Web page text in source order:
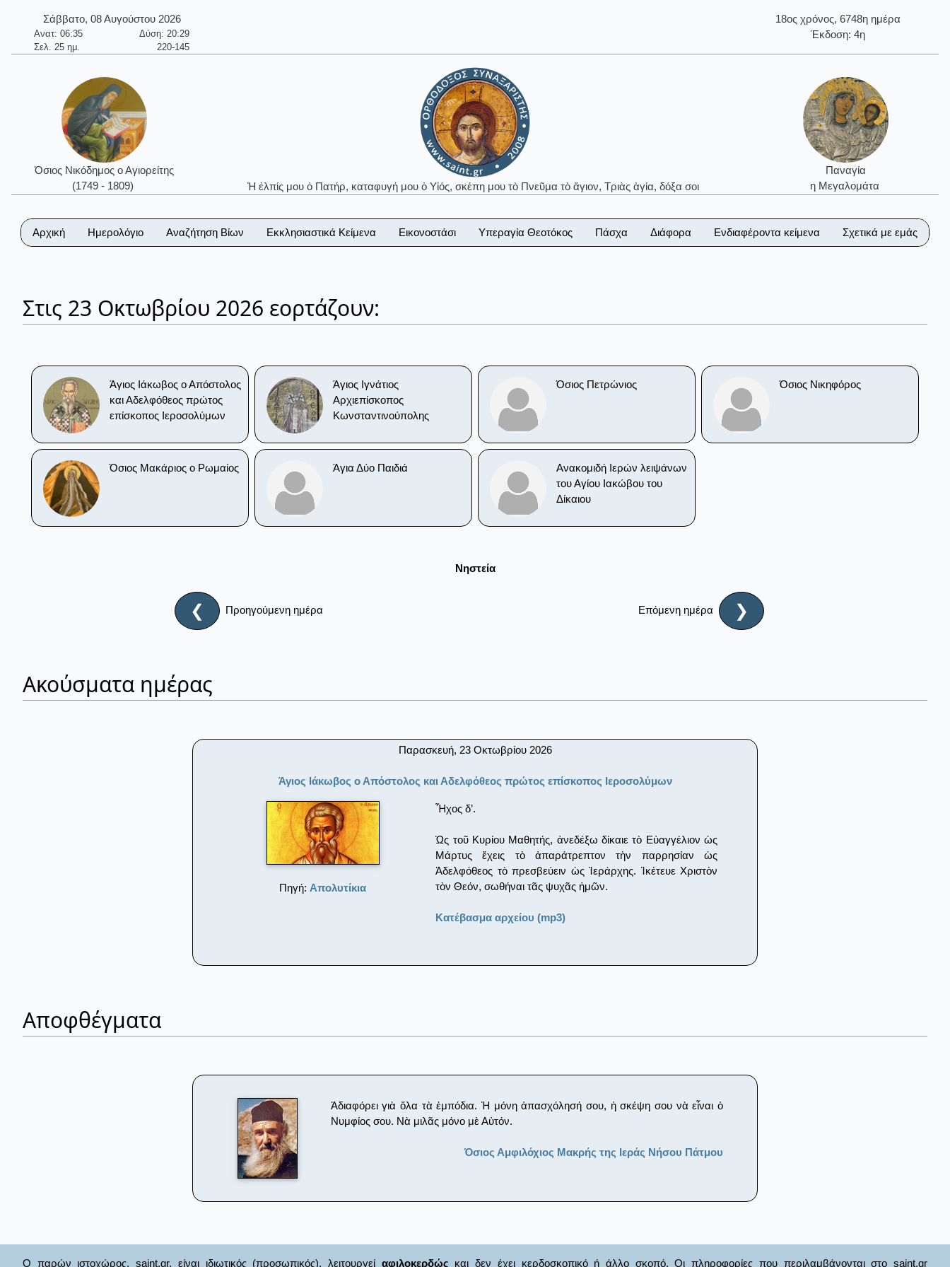
Σάββατο, 08 Αυγούστου 2026
Ανατ: 06:35
Δύση: 20:29
Σελ. 25 ημ.
220-145
18ος χρόνος, 6748η ημέρα
Έκδοση: 4η
Όσιος Νικόδημος ο Αγιορείτης
(1749 - 1809)
Ἡ ἐλπίς μου ὁ Πατήρ, καταφυγή μου ὁ Υἱός, σκέπη μου τὸ Πνεῦμα τὸ ἅγιον, Τριὰς ἁγία, δόξα σοι
Παναγία
η Μεγαλομάτα
Αρχική Ημερολόγιο Αναζήτηση Βίων Εκκλησιαστικά Κείμενα Εικονοστάσι Υπεραγία Θεοτόκος Πάσχα Διάφορα Ενδιαφέροντα κείμενα Σχετικά με εμάς
Στις 23 Οκτωβρίου 2026 εορτάζουν:
Άγιος Ιάκωβος ο Απόστολος
και Αδελφόθεος πρώτος
επίσκοπος Ιεροσολύμων
Άγιος Ιγνάτιος
Αρχιεπίσκοπος
Κωνσταντινούπολης
Όσιος Πετρώνιος Όσιος Νικηφόρος
Όσιος Μακάριος ο Ρωμαίος Άγια Δύο Παιδιά
Ανακομιδή Ιερών λειψάνων
του Αγίου Ιακώβου του
Δίκαιου
Νηστεία
❮ Προηγούμενη ημέρα Επόμενη ημέρα ❯
Ακούσματα ημέρας
Παρασκευή, 23 Οκτωβρίου 2026
Άγιος Ιάκωβος ο Απόστολος και Αδελφόθεος πρώτος επίσκοπος Ιεροσολύμων
Πηγή: Απολυτίκια
Ἦχος δ’.
Ὡς τοῦ Κυρίου Μαθητής, ἀνεδέξω δίκαιε τὸ Εὐαγγέλιον ὡς
Μάρτυς ἔχεις τὸ ἀπαράτρεπτον τὴν παρρησίαν ὡς
Ἀδελφόθεος τὸ πρεσβεύειν ὡς Ἱεράρχης. Ἱκέτευε Χριστὸν
τὸν Θεόν, σωθήναι τᾶς ψυχᾶς ἠμῶν.
Κατέβασμα αρχείου (mp3)
Αποφθέγματα
Ἀδιαφόρει γιὰ ὅλα τὰ ἐμπόδια. Ἡ μόνη ἀπασχόλησή σου, ἡ σκέψη σου νὰ εἶναι ὁ
Νυμφίος σου. Νὰ μιλᾶς μόνο μὲ Αὐτόν.
Όσιος Αμφιλόχιος Μακρής της Ιεράς Νήσου Πάτμου
Ο παρών ιστοχώρος, saint.gr, είναι ιδιωτικός (προσωπικός), λειτουργεί αφιλοκερδώς και δεν έχει κερδοσκοπικό ή άλλο σκοπό. Οι πληροφορίες που περιλαμβάνονται στο saint.gr